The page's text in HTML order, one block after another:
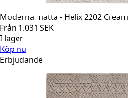
Moderna matta - Helix 2202 Cream
Från 1.031 SEK
I lager
Köp nu
Erbjudande